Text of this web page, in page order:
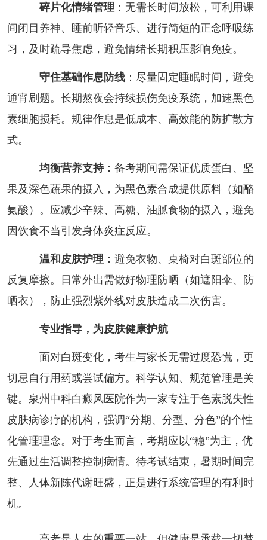
碎片化情绪管理 ：无需长时间放松，可利用课
间闭目养神、睡前听轻音乐、进行简短的正念呼吸练
习，及时疏导焦虑，避免情绪长期积压影响免疫。
守住基础作息防线：尽量固定睡眠时间，避免
通宵刷题。长期熬夜会持续损伤免疫系统，加速黑色
素细胞损耗。规律作息是低成本、高效能的防扩散方
式。
均衡营养支持：备考期间需保证优质蛋白、坚
果及深色蔬果的摄入，为黑色素合成提供原料（如酪
氨酸）。应减少辛辣、高糖、油腻食物的摄入，避免
因饮食不当引发身体炎症反应。
温和皮肤护理 ：避免衣物、桌椅对白斑部位的
反复摩擦。日常外出需做好物理防晒（如遮阳伞、防
晒衣），防止强烈紫外线对皮肤造成二次伤害。
专业指导，为皮肤健康护航
面对白斑变化，考生与家长无需过度恐慌，更
切忌自行用药或尝试偏方。科学认知、规范管理是关
键。泉州中科白癜风医院作为一家专注于色素脱失性
皮肤病诊疗的机构，强调“分期、分型、分色”的个性
化管理理念。对于考生而言，考期应以“稳”为主，优
先通过生活调整控制病情。待考试结束，暑期时间完
整、人体新陈代谢旺盛，正是进行系统管理的有利时
机。